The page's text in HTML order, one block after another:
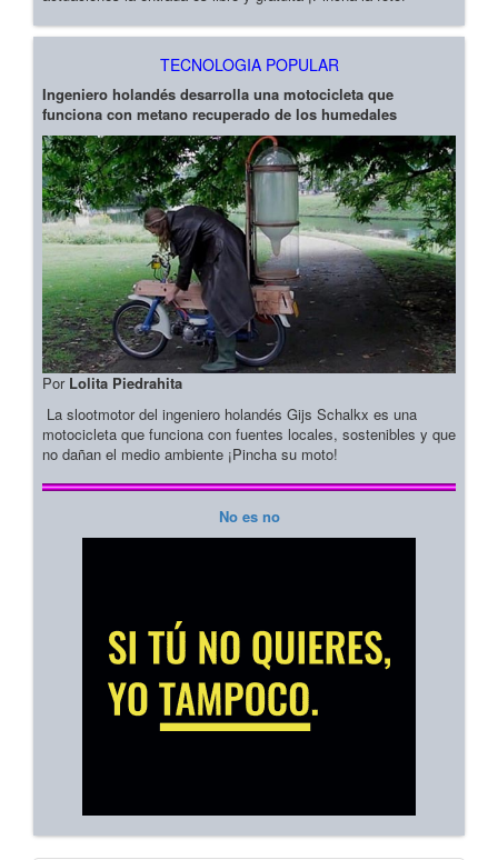
TECNOLOGIA POPULAR
Ingeniero holandés desarrolla una motocicleta que
funciona con metano recuperado de los humedales
Por Lolita Piedrahita
La slootmotor del ingeniero holandés Gijs Schalkx es una
motocicleta que funciona con fuentes locales, sostenibles y que
no dañan el medio ambiente ¡Pincha su moto!
No es no